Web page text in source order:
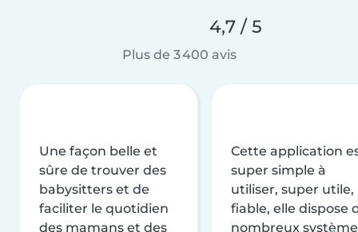
4,7 / 5
Plus de 3 400 avis
Une façon belle et
sûre de trouver des
babysitters et de
faciliter le quotidien
des mamans et des
Cette application
super simple à
utiliser, super utile,
fiable, elle dispose
nombreux